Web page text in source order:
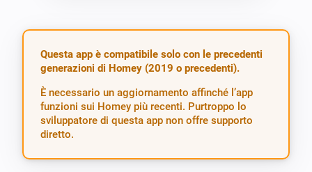
Questa app è compatibile solo con le precedenti
generazioni di Homey (2019 o precedenti).
È necessario un aggiornamento affinché l’app
funzioni sui Homey più recenti. Purtroppo lo
sviluppatore di questa app non offre supporto
diretto.